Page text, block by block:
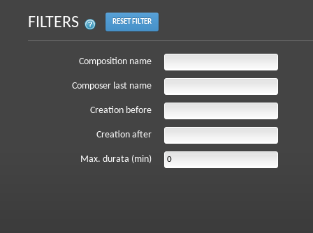
FILTERS RESET FILTER
Composition name
Composer last name
Creation before
Creation after
Max. durata (min)